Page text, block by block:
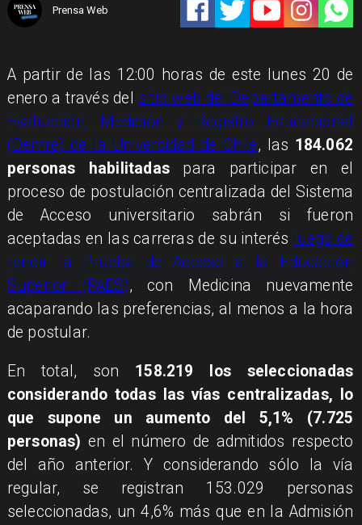
Prensa Web
A partir de las 12:00 horas de este lunes 20 de
enero a través del sitio web del Departamento de
Evaluación, Medición y Registro Educacional
(Demre) de la Universidad de Chile, las 184.062
personas habilitadaspara participar en el
proceso de postulación centralizada del Sistema
de Acceso universitario sabrán si fueron
aceptadas en las carreras de su interés luego de
rendir la Prueba de Acceso a la Educación
Superior (PAES), con Medicina nuevamente
acaparando las preferencias, al menos a la hora
de postular.
En total, son 158.219 los seleccionadas
considerando todas las vías centralizadas, lo
que supone un
aumento del 5,1% (7.725
personas) en el número de admitidos respecto
del año anterior. Y considerando sólo la vía
regular, se registran 153.029 personas
seleccionadas, un 4,6% más que en la Admisión